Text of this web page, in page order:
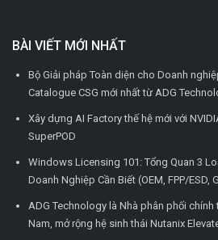
BÀI VIẾT MỚI NHẤT
Bộ Giải pháp Toàn diện cho Doanh
Catalogue CSG mới nhất từ ADG
Xây dựng AI Factory thế hệ mới với
SuperPOD
Windows Licensing 101: Tổng Quan 3
Doanh Nghiệp Cần Biết (OEM, FPP/ESD,
ADG Technology là Nhà phân phối
Nam, mở rộng hệ sinh thái Nutanix